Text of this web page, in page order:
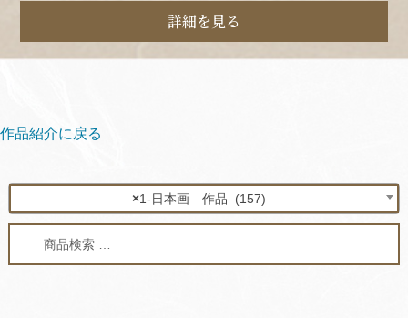
詳細を見る
作品紹介に戻る
×1-日本画 作品 (157)